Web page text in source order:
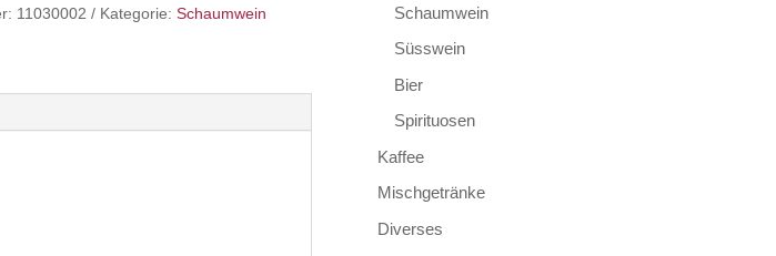
11030002 Kategorie: Schaumwein
Schaumwein
Süsswein
Bier
Spirituosen
Kaffee
Mischgetränke
Diverses